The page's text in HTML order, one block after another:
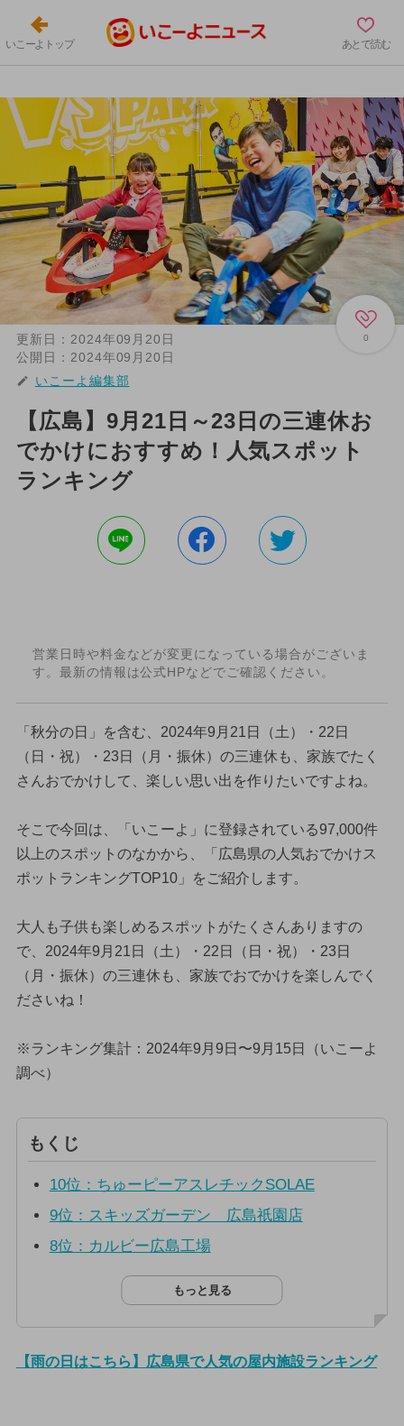
いこーよトップ あとで読む
0
更新日： 2024年09月20日
公開日： 2024年09月20日
いこーよ編集部
【広島】9月21日～23日の三連休お
でかけにおすすめ！人気スポット
ランキング
営業日時や料金などが変更になっている場合がございま
す。最新の情報は公式HPなどでご確認ください。
「秋分の日」を含む、2024年9月21日（土）・22日
（日・祝）・23日（月・振休）の三連休も、家族でたく
さんおでかけして、楽しい思い出を作りたいですよね。
そこで今回は、「いこーよ」に登録されている97,000件
以上のスポットのなかから、「広島県の人気おでかけス
ポットランキングTOP10」をご紹介します。
大人も子供も楽しめるスポットがたくさんありますの
で、2024年9月21日（土）・22日（日・祝）・23日
（月・振休）の三連休も、家族でおでかけを楽しんでく
ださいね！
※ランキング集計：2024年9月9日〜9月15日（いこーよ
調べ）
もくじ
10位：ちゅーピーアスレチックSOLAE
9位：スキッズガーデン 広島祇園店
8位：カルビー広島工場
もっと見る
【雨の日はこちら】広島県で人気の屋内施設ランキング